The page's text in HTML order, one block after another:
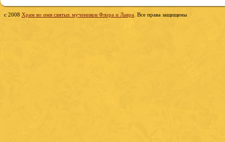
c 2008 Храм во имя святых мучеников Флора и Лавра . Все права защищены